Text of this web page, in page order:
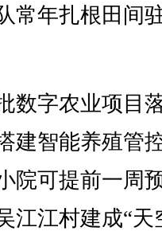
常年扎根田间
字农业项目
建智能养殖管
院可提前一周
江江村建成“天